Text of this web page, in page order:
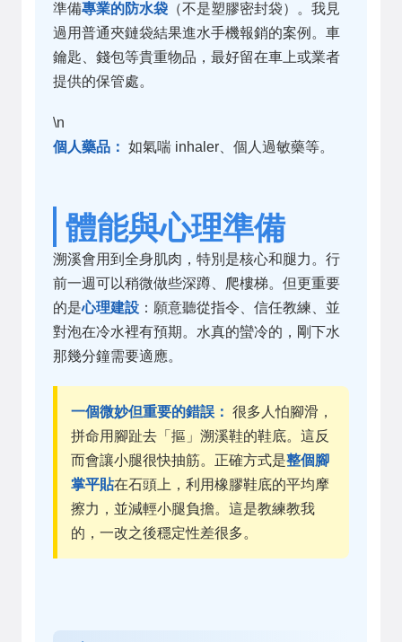
準備專業的防水袋 （不是塑膠密封袋）。我見
過用普通夾鏈袋結果進水手機報銷的案例。車
鑰匙、錢包等貴重物品，最好留在車上或業者
提供的保管處。
\n
個人藥品： 如氣喘 inhaler、個人過敏藥等。
體能與心理準備
溯溪會用到全身肌肉，特別是核心和腿力。行
前一週可以稍微做些深蹲、爬樓梯。但更重要
的是心理建設 ：願意聽從指令、信任教練、並
對泡在冷水裡有預期。水真的蠻冷的，剛下水
那幾分鐘需要適應。
一個微妙但重要的錯誤： 很多人怕腳滑，
拼命用腳趾去「摳」溯溪鞋的鞋底。這反
而會讓小腿很快抽筋。正確方式是整個腳
掌平貼在石頭上，利用橡膠鞋底的平均摩
擦力，並減輕小腿負擔。這是教練教我
的，一改之後穩定性差很多。